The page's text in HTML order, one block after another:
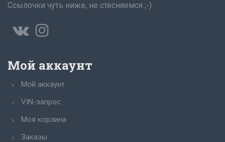
Ссылочки чуть ниже, не стесняемся ;-)
Мой аккаунт
Мой аккаунт
VIN-запрос
Моя корзина
Заказы